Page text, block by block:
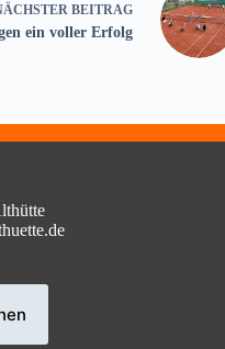
BEITRAG
ein voller Erfolg